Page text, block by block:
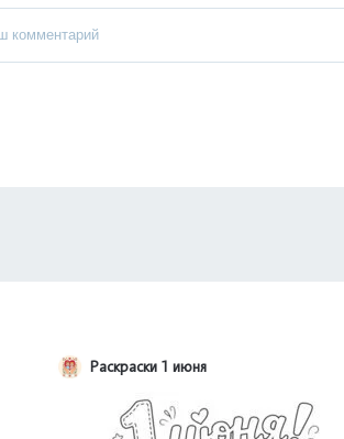
Раскраски 1 июня